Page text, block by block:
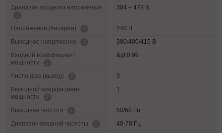
Диапазон входного напряжения
304 – 478 В
Напряжение (батарея)
240 В
Выходное напряжение
380/400/415 В
Входной коэффициент
мощности
&gt;0.99
Число фаз (выход)
3
Выходной коэффициент
мощности
1
Выходная частота
50/60 Гц
Диапазон входной частоты
40-70 Гц